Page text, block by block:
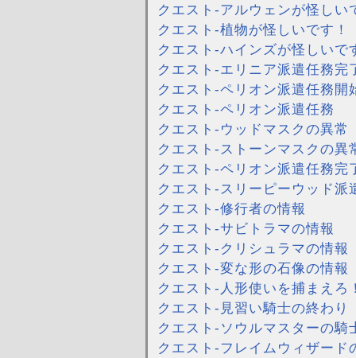
クエスト-アルウェンが怪しい
クエスト-植物が怪しいです！
クエスト-ハインズが怪しいで
クエスト-エリニア派遣任務完
クエスト-ペリオン派遣任務開
クエスト-ペリオン派遣任務
クエスト-ウッドマスクの異常
クエスト-ストーンマスクの異
クエスト-ペリオン派遣任務完
クエスト-スリーピーウッド派
クエスト-修行者の情報
クエスト-サビトラマの情報
クエスト-クリシュラマの情報
クエスト-変な形の石像の情報
クエスト-人形使いを捕まえろ
クエスト-見習い騎士の終わり
クエスト-ソウルマスターの騎
クエスト-フレイムウィザード